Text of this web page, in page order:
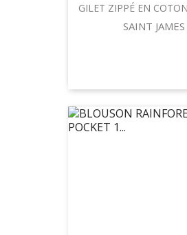
GILET ZIPPÉ EN
SAINT JAMES